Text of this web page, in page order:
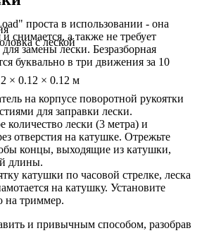
проста в использовании - она
и снимается, а также не требует
замены лески. Безразборная
буквально в три движения за 10
на корпусе поворотной рукоятки
для заправки лески.
количество лески (3 метра) и
отверстия на катушке. Отрежьте
концы, выходящие из катушки,
длины.
катушки по часовой стрелке, леска
на катушку. Установите
на триммер.
и привычным способом, разобрав
с леской
× 0.12 × 0.12 м